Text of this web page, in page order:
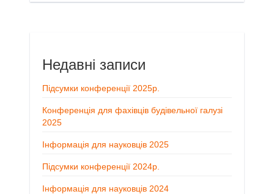
Недавні записи
Підсумки конференції 2025р.
Конференція для фахівців будівельної галузі
2025
Інформація для науковців 2025
Підсумки конференції 2024р.
Інформація для науковців 2024